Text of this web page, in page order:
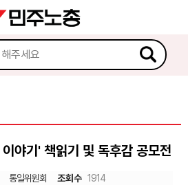
야기' 책읽기 및 독후감 공모전
통일위원회 조회수 1914
스케치북5
스케치북5